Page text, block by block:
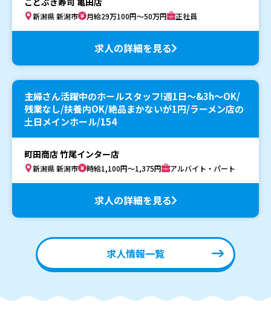
新潟県 新潟市 月給29万100円～50万円 正社員
求人の詳細を見る
主婦さん活躍中のホールスタッフ!週1日～&3h～OK/
残業なし/扶養内OK/絶品まかないが1円/ラーメン店の
土日メインホール/154
町田商店 竹尾インター店
新潟県 新潟市 時給1,100円～1,375円 アルバイト・パート
求人の詳細を見る
求人情報一覧